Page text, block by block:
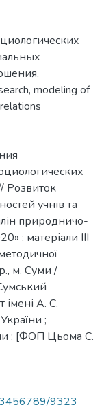
,
, modeling of
Розвиток
учнів та
природничо-
: матеріали ІІІ
м. Суми /
імені А. С.
;
: [ФОП Цьома С.
9323